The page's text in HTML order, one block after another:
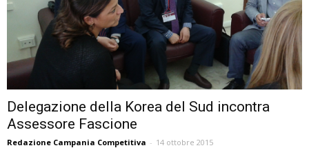
Delegazione della Korea del Sud incontra
Assessore Fascione
Redazione Campania Competitiva - 14 ottobre 2015